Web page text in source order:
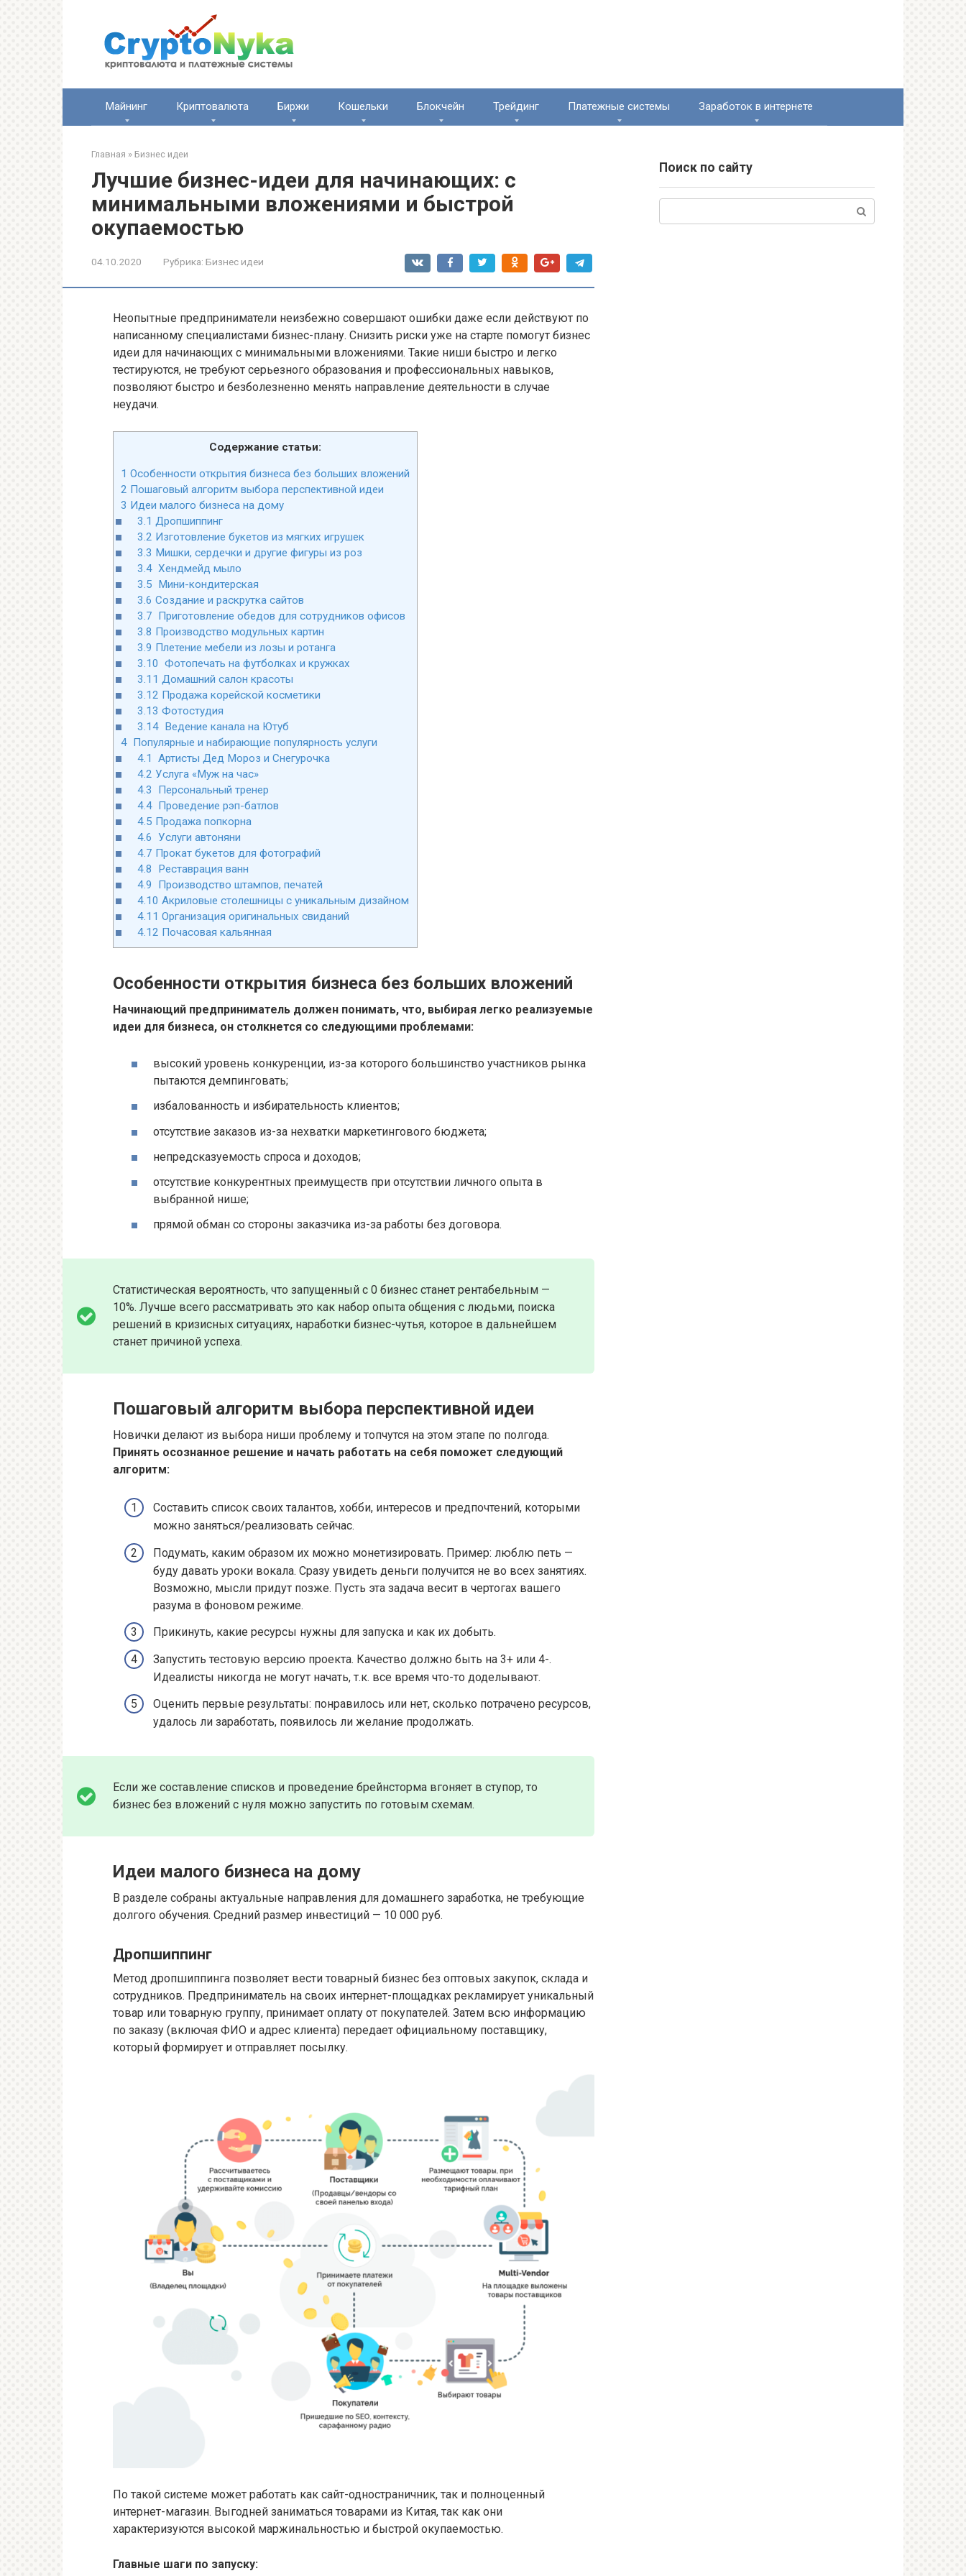
Майнинг Криптовалюта Биржи Кошельки Блокчейн Трейдинг Платежные системы Заработок в интернете
Главная » Бизнес идеи
Лучшие бизнес-идеи для начинающих: с
минимальными вложениями и быстрой
окупаемостью
04.10.2020 Рубрика: Бизнес идеи
Неопытные предприниматели неизбежно совершают ошибки даже если действуют по
написанному специалистами бизнес-плану. Снизить риски уже на старте помогут бизнес
идеи для начинающих с минимальными вложениями. Такие ниши быстро и легко
тестируются, не требуют серьезного образования и профессиональных навыков,
позволяют быстро и безболезненно менять направление деятельности в случае
неудачи.
Содержание статьи:
1 Особенности открытия бизнеса без больших вложений
2 Пошаговый алгоритм выбора перспективной идеи
3 Идеи малого бизнеса на дому
3.1 Дропшиппинг
3.2 Изготовление букетов из мягких игрушек
3.3 Мишки, сердечки и другие фигуры из роз
3.4Хендмейд мыло
3.5 Мини-кондитерская
3.6 Создание и раскрутка сайтов
3.7 Приготовление обедов для сотрудников офисов
3.8 Производство модульных картин
3.9 Плетение мебели из лозы и ротанга
3.10 Фотопечать на футболках и кружках
3.11 Домашний салон красоты
3.12 Продажа корейской косметики
3.13 Фотостудия
3.14Ведение канала на Ютуб
4 Популярные и набирающие популярность услуги
4.1
Артисты Дед Мороз и Снегурочка
4.2 Услуга «Муж на час»
4.3 Персональный тренер
4.4Проведение рэп-батлов
4.5 Продажа попкорна
4.6 Услуги автоняни
4.7 Прокат букетов для фотографий
4.8 Реставрация ванн
4.9 Производство штампов, печатей
4.10 Акриловые столешницы с уникальным дизайном
4.11 Организация оригинальных свиданий
4.12 Почасовая кальянная
Особенности открытия бизнеса без больших вложений
Начинающий предприниматель должен понимать, что, выбирая легко реализуемые
идеи для бизнеса, он столкнется со следующими проблемами:
высокий уровень конкуренции, из-за которого большинство участников рынка
пытаются демпинговать;
избалованность и избирательность клиентов;
отсутствие заказов из-за нехватки маркетингового бюджета;
непредсказуемость спроса и доходов;
отсутствие конкурентных преимуществ при отсутствии личного опыта в
выбранной нише;
прямой обман со стороны заказчика из-за работы без договора.
Статистическая вероятность, что запущенный с 0 бизнес станет рентабельным —
10%. Лучше всего рассматривать это как набор опыта общения с людьми, поиска
решений в кризисных ситуациях, наработки бизнес-чутья, которое в дальнейшем
станет причиной успеха.
Пошаговый алгоритм выбора перспективной идеи
Новички делают из выбора ниши проблему и топчутся на этом этапе по полгода.
Принять осознанное решение и начать работать на себя поможет следующий
алгоритм:
Составить список своих талантов, хобби, интересов и предпочтений, которыми
можно заняться/реализовать сейчас.
Подумать, каким образом их можно монетизировать. Пример: люблю петь —
буду давать уроки вокала. Сразу увидеть деньги получится не во всех занятиях.
Возможно, мысли придут позже. Пусть эта задача весит в чертогах вашего
разума в фоновом режиме.
Прикинуть, какие ресурсы нужны для запуска и как их добыть.
Запустить тестовую версию проекта. Качество должно быть на 3+ или 4-.
Идеалисты никогда не могут начать, т.к. все время что-то доделывают.
Оценить первые результаты: понравилось или нет, сколько потрачено ресурсов,
удалось ли заработать, появилось ли желание продолжать.
Если же составление списков и проведение брейнсторма вгоняет в ступор, то
бизнес без вложений с нуля можно запустить по готовым схемам.
Идеи малого бизнеса на дому
В разделе собраны актуальные направления для домашнего заработка, не требующие
долгого обучения. Средний размер инвестиций — 10 000 руб.
Дропшиппинг
Метод дропшиппинга позволяет вести товарный бизнес без оптовых закупок, склада и
сотрудников. Предприниматель на своих интернет-площадках рекламирует уникальный
товар или товарную группу, принимает оплату от покупателей. Затем всю информацию
по заказу (включая ФИО и адрес клиента) передает официальному поставщику,
который формирует и отправляет посылку.
По такой системе может работать как сайт-одностраничник, так и полноценный
интернет-магазин. Выгодней заниматься товарами из Китая, так как они
характеризуются высокой маржинальностью и быстрой окупаемостью.
Главные шаги по запуску:
Поиск по сайту